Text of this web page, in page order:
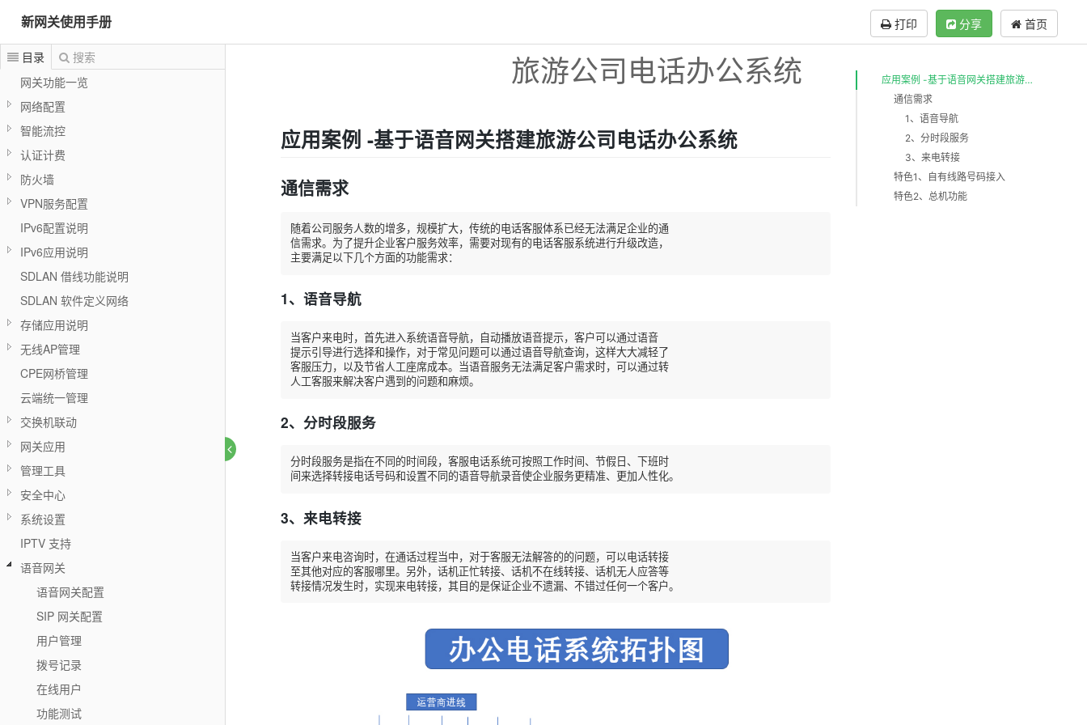
新网关使用手册 打印 首页
分享
目录
搜索
网关功能一览
网络配置
智能流控
认证计费
防火墙
VPN服务配置
IPv6配置说明
IPv6应用说明
SDLAN 借线功能说明
SDLAN 软件定义网络
存储应用说明
无线AP管理
CPE网桥管理
云端统一管理
交换机联动
网关应用
管理工具
安全中心
系统设置
IPTV 支持
语音网关
语音网关配置
SIP 网关配置
用户管理
拨号记录
在线用户
功能测试
旅游公司电话办公系统
应用案例 -基于语音网关搭建旅游公司电话办公系统
通信需求
1、语音导航
2、分时段服务
3、来电转接
特色1、自有线路号码接入
特色2、总机功能
应用案例 -基于语音网关搭建旅游公司电话办公系统
通信需求
随着公司服务人数的增多，规模扩大，传统的电话客服体系已经无法满足企业的通
信需求。为了提升企业客户服务效率，需要对现有的电话客服系统进行升级改造，
主要满足以下几个方面的功能需求：
1、语音导航
当客户来电时，首先进入系统语音导航，自动播放语音提示，客户可以通过语音
提示引导进行选择和操作，对于常见问题可以通过语音导航查询，这样大大减轻了
客服压力，以及节省人工座席成本。当语音服务无法满足客户需求时，可以通过转
人工客服来解决客户遇到的问题和麻烦。
2、分时段服务
分时段服务是指在不同的时间段，客服电话系统可按照工作时间、节假日、下班时
间来选择转接电话号码和设置不同的语音导航录音使企业服务更精准、更加人性化。
3、来电转接
当客户来电咨询时，在通话过程当中，对于客服无法解答的的问题，可以电话转接
至其他对应的客服哪里。另外，话机正忙转接、话机不在线转接、话机无人应答等
转接情况发生时，实现来电转接，其目的是保证企业不遗漏、不错过任何一个客户。